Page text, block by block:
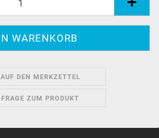
AUF DEN MERKZETTEL
FRAGE ZUM PRODUKT